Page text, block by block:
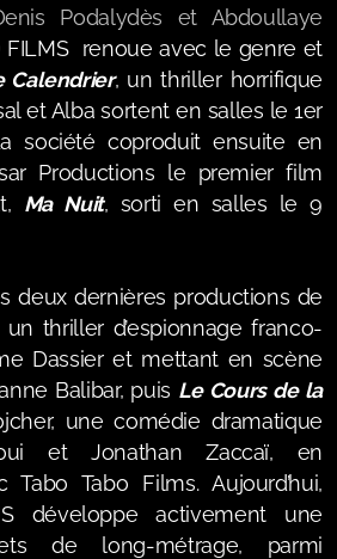
Podalydès et Abdoullaye
FILMS renoue avec le genre et
Calendrier, un thriller horrifique
et Alba sortent en salles le 1er
société coproduit ensuite en
Productions le premier film
Ma Nuit, sorti en salles le 9
deux dernières productions de
un thriller d’espionnage franco-
Dassier et mettant en scène
Balibar, puis Le Cours de la
une comédie dramatique
et Jonathan Zaccaï, en
Tabo Films. Aujourd’hui,
développe activement une
de long-métrage, parmi